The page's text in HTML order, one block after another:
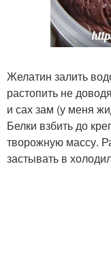
Желатин залить
растопить не
и сах зам (у меня
Белки взбить до
творожную массу.
застывать в